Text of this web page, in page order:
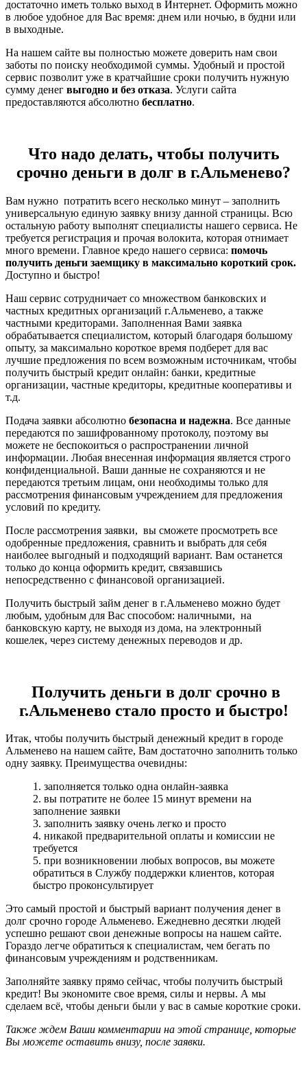
достаточно иметь только выход в Интернет. Оформить можно
в любое удобное для Вас время: днем или ночью, в будни или
в выходные.
На нашем сайте вы полностью можете доверить нам свои
заботы по поиску необходимой суммы. Удобный и простой
сервис позволит уже в кратчайшие сроки получить нужную
сумму денег выгодно и без отказа. Услуги сайта
предоставляются абсолютно бесплатно.
Что надо делать, чтобы получить
срочно деньги в долг в г.Альменево?
Вам нужно потратить всего несколько минут – заполнить
универсальную единую заявку внизу данной страницы. Всю
остальную работу выполнят специалисты нашего сервиса. Не
требуется регистрация и прочая волокита, которая отнимает
много времени. Главное кредо нашего сервиса: помочь
получить деньги заемщику в максимально короткий срок.
Доступно и быстро!
Наш сервис сотрудничает со множеством банковских и
частных кредитных организаций г.Альменево, а также
частными кредиторами. Заполненная Вами заявка
обрабатывается специалистом, который благодаря большому
опыту, за максимально короткое время подберет для вас
лучшие предложения по всем возможным источникам, чтобы
получить быстрый кредит онлайн: банки, кредитные
организации, частные кредиторы, кредитные кооперативы и
т.д.
Подача заявки абсолютно безопасна и надежна. Все данные
передаются по зашифрованному протоколу, поэтому вы
можете не беспокоиться о распространении личной
информации. Любая внесенная информация является строго
конфиденциальной. Ваши данные не сохраняются и не
передаются третьим лицам, они необходимы только для
рассмотрения финансовым учреждением для предложения
условий по кредиту.
После рассмотрения заявки, вы сможете просмотреть все
одобренные предложения, сравнить и выбрать для себя
наиболее выгодный и подходящий вариант. Вам останется
только до конца оформить кредит, связавшись
непосредственно с финансовой организацией.
Получить быстрый займ денег в г.Альменево можно будет
любым, удобным для Вас способом: наличными, на
банковскую карту, не выходя из дома, на электронный
кошелек, через систему денежных переводов и др.
Получить деньги в долг срочно в
г.Альменево стало просто и быстро!
Итак, чтобы получить быстрый денежный кредит в городе
Альменево на нашем сайте, Вам достаточно заполнить только
одну заявку. Преимущества очевидны:
1. заполняется только одна онлайн-заявка
2. вы потратите не более 15 минут времени на
заполнение заявки
3. заполнить заявку очень легко и просто
4. никакой предварительной оплаты и комиссии не
требуется
5. при возникновении любых вопросов, вы можете
обратиться в Службу поддержки клиентов, которая
быстро проконсультирует
Это самый простой и быстрый вариант получения денег в
долг срочно городе Альменево. Ежедневно десятки людей
успешно решают свои денежные вопросы на нашем сайте.
Гораздо легче обратиться к специалистам, чем бегать по
финансовым учреждениям и родственникам.
Заполняйте заявку прямо сейчас, чтобы получить быстрый
кредит! Вы экономите свое время, силы и нервы. А мы
сделаем всё, чтобы деньги были у вас в самые короткие сроки.
Также ждем Ваши комментарии на этой странице, которые
Вы можете оставить внизу, после заявки.